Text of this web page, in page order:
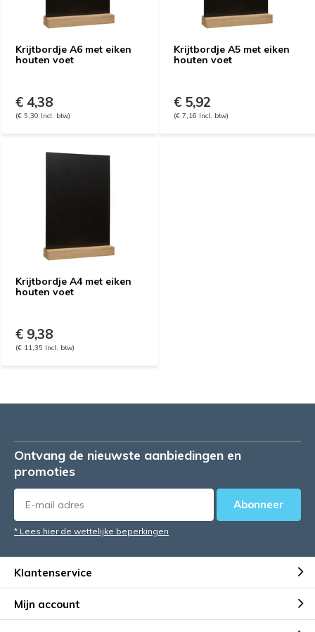
Krijtbordje A6 met eiken
houten voet
€ 4,38
(€ 5,30 Incl. btw)
Krijtbordje A5 met eiken
houten voet
€ 5,92
(€ 7,16 Incl. btw)
Krijtbordje A4 met eiken
houten voet
€ 9,38
(€ 11,35 Incl. btw)
Ontvang de nieuwste aanbiedingen en
promoties
Abonneer
* Lees hier de wettelijke beperkingen
Klantenservice
Mijn account